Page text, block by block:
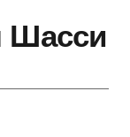
Шасси